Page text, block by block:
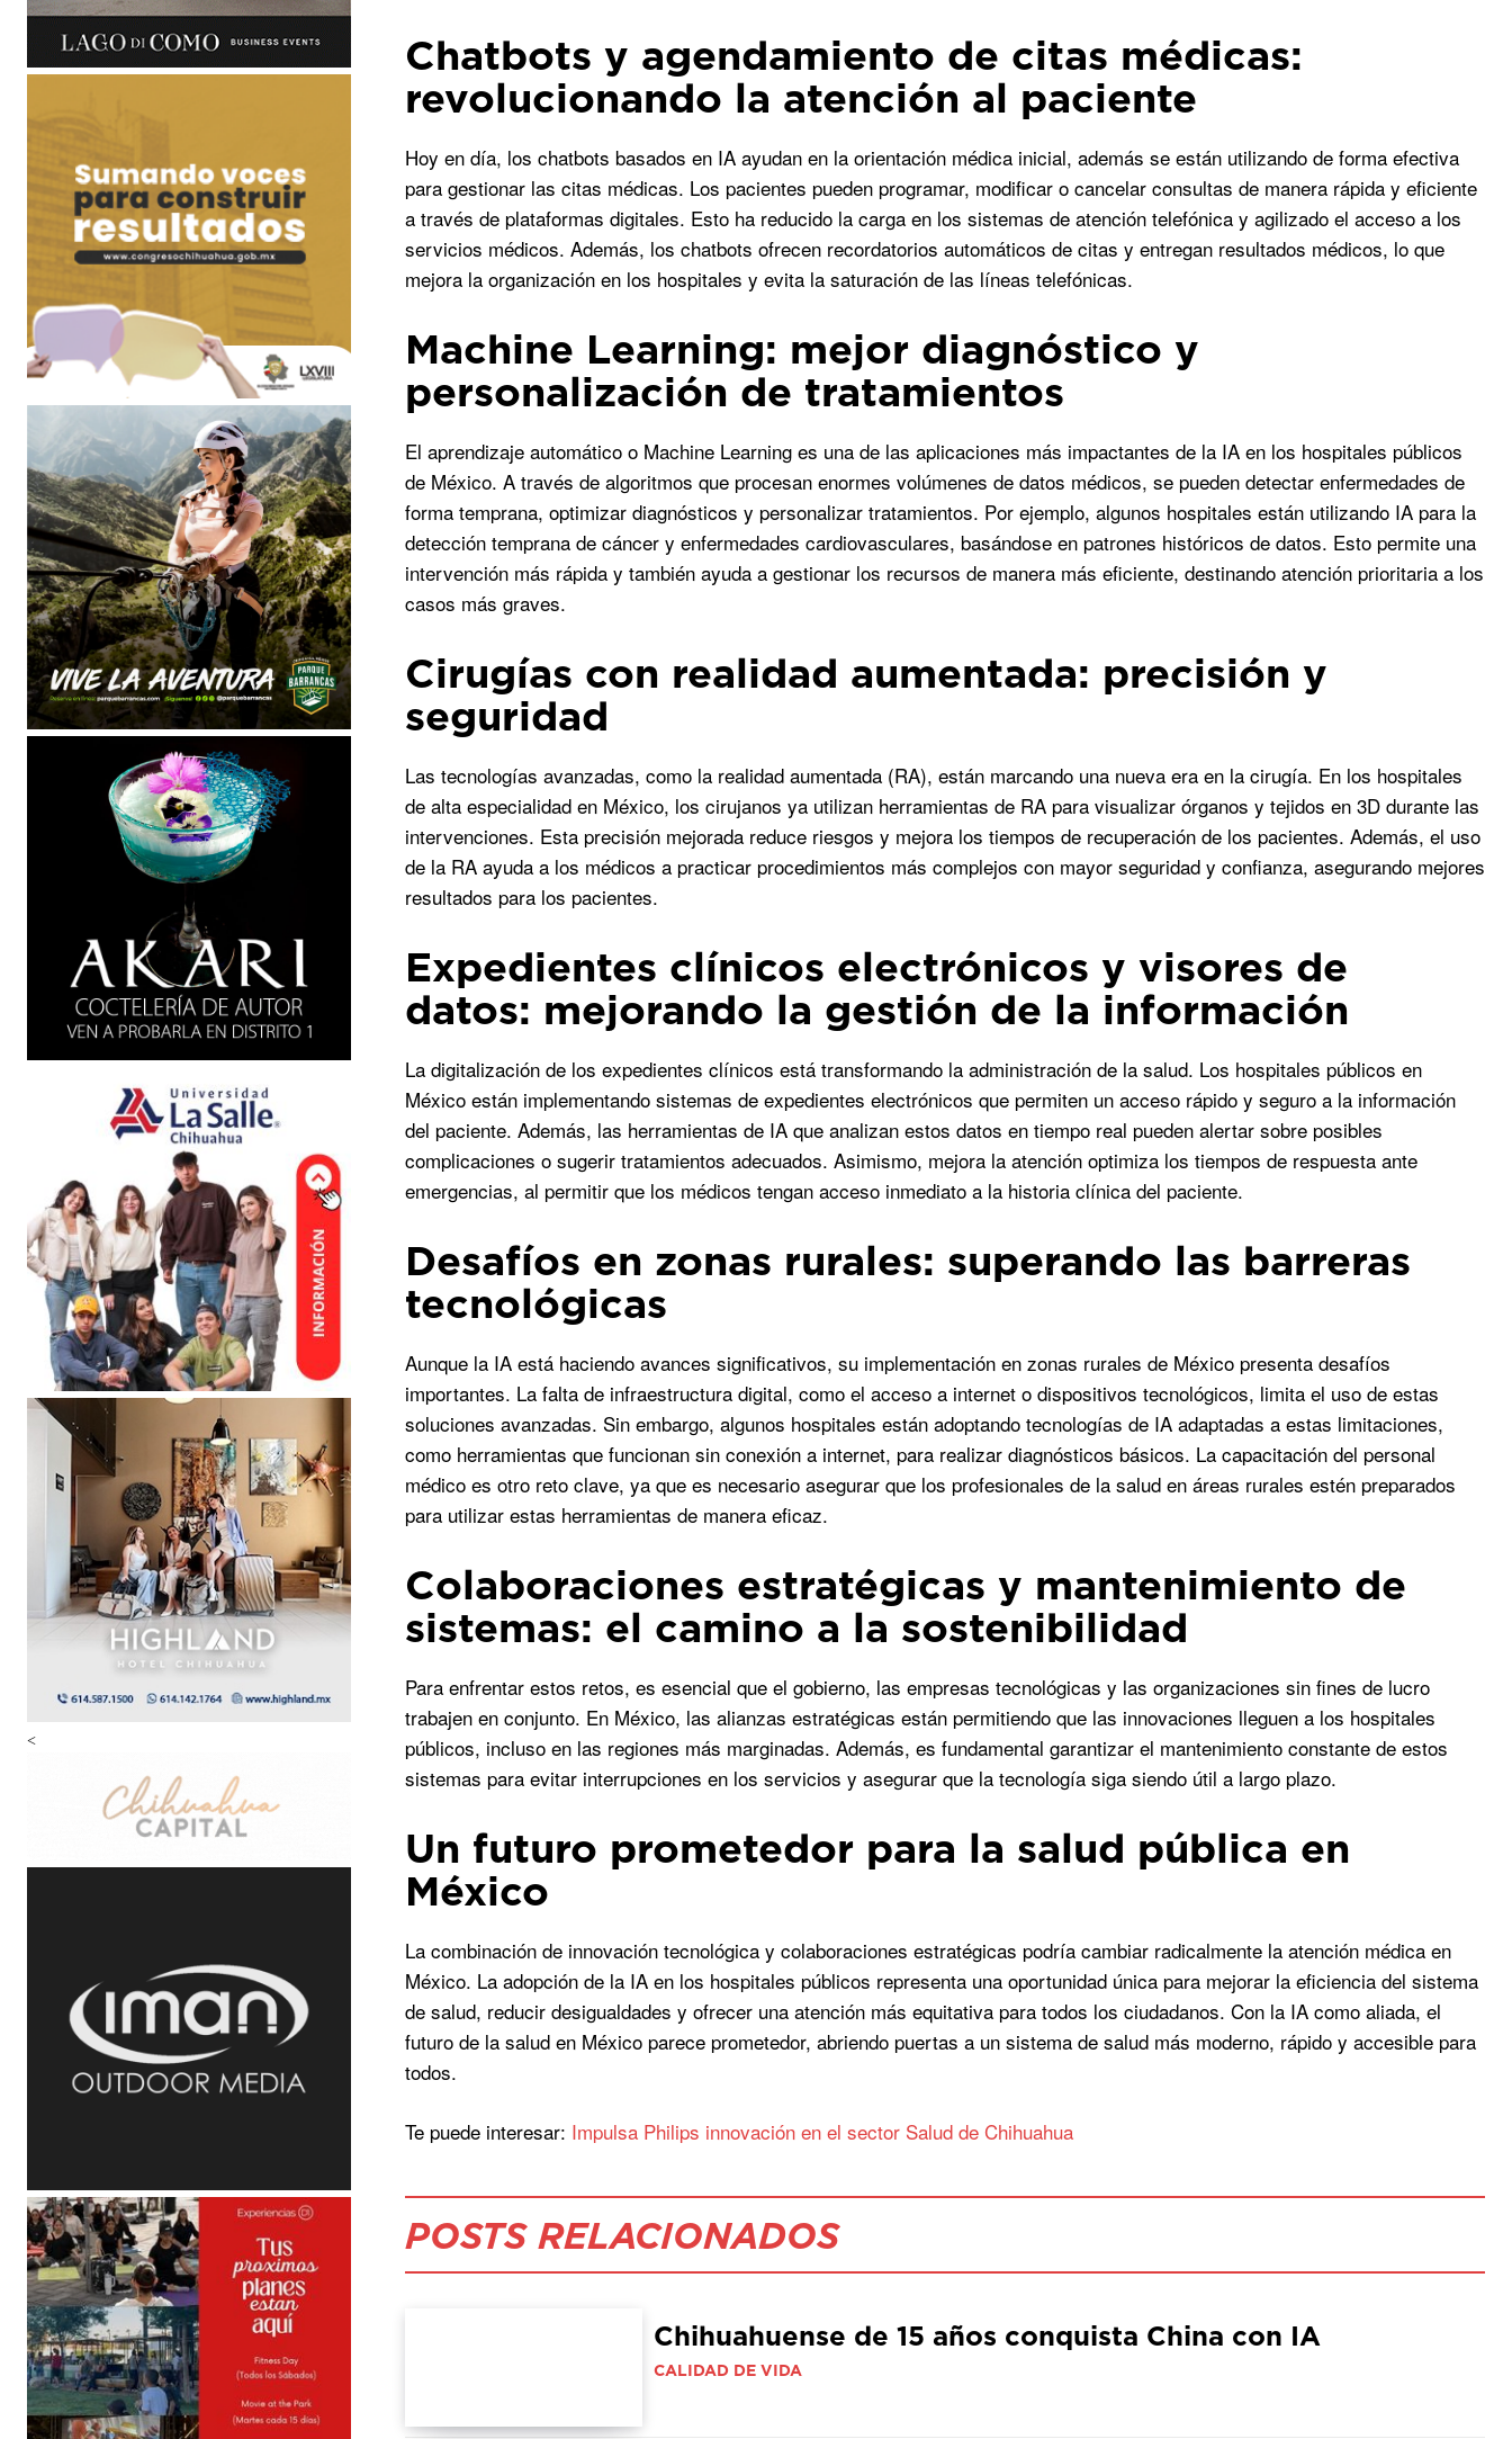
<
Chatbots y agendamiento de citas médicas:
revolucionando la atención al paciente
Hoy en día, los chatbots basados en IA ayudan en la orientación médica inicial, además se están utilizando de forma efectiva
para gestionar las citas médicas. Los pacientes pueden programar, modificar o cancelar consultas de manera rápida y eficiente
a través de plataformas digitales. Esto ha reducido la carga en los sistemas de atención telefónica y agilizado el acceso a los
servicios médicos. Además, los chatbots ofrecen recordatorios automáticos de citas y entregan resultados médicos, lo que
mejora la organización en los hospitales y evita la saturación de las líneas telefónicas.
Machine Learning: mejor diagnóstico y
personalización de tratamientos
El aprendizaje automático o Machine Learning es una de las aplicaciones más impactantes de la IA en los hospitales públicos
de México. A través de algoritmos que procesan enormes volúmenes de datos médicos, se pueden detectar enfermedades de
forma temprana, optimizar diagnósticos y personalizar tratamientos. Por ejemplo, algunos hospitales están utilizando IA para la
detección temprana de cáncer y enfermedades cardiovasculares, basándose en patrones históricos de datos. Esto permite una
intervención más rápida y también ayuda a gestionar los recursos de manera más eficiente, destinando atención prioritaria a los
casos más graves.
Cirugías con realidad aumentada: precisión y
seguridad
Las tecnologías avanzadas, como la realidad aumentada (RA), están marcando una nueva era en la cirugía. En los hospitales
de alta especialidad en México, los cirujanos ya utilizan herramientas de RA para visualizar órganos y tejidos en 3D durante las
intervenciones. Esta precisión mejorada reduce riesgos y mejora los tiempos de recuperación de los pacientes. Además, el uso
de la RA ayuda a los médicos a practicar procedimientos más complejos con mayor seguridad y confianza, asegurando mejores
resultados para los pacientes.
Expedientes clínicos electrónicos y visores de
datos: mejorando la gestión de la información
La digitalización de los expedientes clínicos está transformando la administración de la salud. Los hospitales públicos en
México están implementando sistemas de expedientes electrónicos que permiten un acceso rápido y seguro a la información
del paciente. Además, las herramientas de IA que analizan estos datos en tiempo real pueden alertar sobre posibles
complicaciones o sugerir tratamientos adecuados. Asimismo, mejora la atención optimiza los tiempos de respuesta ante
emergencias, al permitir que los médicos tengan acceso inmediato a la historia clínica del paciente.
Desafíos en zonas rurales: superando las barreras
tecnológicas
Aunque la IA está haciendo avances significativos, su implementación en zonas rurales de México presenta desafíos
importantes. La falta de infraestructura digital, como el acceso a internet o dispositivos tecnológicos, limita el uso de estas
soluciones avanzadas. Sin embargo, algunos hospitales están adoptando tecnologías de IA adaptadas a estas limitaciones,
como herramientas que funcionan sin conexión a internet, para realizar diagnósticos básicos. La capacitación del personal
médico es otro reto clave, ya que es necesario asegurar que los profesionales de la salud en áreas rurales estén preparados
para utilizar estas herramientas de manera eficaz.
Colaboraciones estratégicas y mantenimiento de
sistemas: el camino a la sostenibilidad
Para enfrentar estos retos, es esencial que el gobierno, las empresas tecnológicas y las organizaciones sin fines de lucro
trabajen en conjunto. En México, las alianzas estratégicas están permitiendo que las innovaciones lleguen a los hospitales
públicos, incluso en las regiones más marginadas. Además, es fundamental garantizar el mantenimiento constante de estos
sistemas para evitar interrupciones en los servicios y asegurar que la tecnología siga siendo útil a largo plazo.
Un futuro prometedor para la salud pública en
México
La combinación de innovación tecnológica y colaboraciones estratégicas podría cambiar radicalmente la atención médica en
México. La adopción de la IA en los hospitales públicos representa una oportunidad única para mejorar la eficiencia del sistema
de salud, reducir desigualdades y ofrecer una atención más equitativa para todos los ciudadanos. Con la IA como aliada, el
futuro de la salud en México parece prometedor, abriendo puertas a un sistema de salud más moderno, rápido y accesible para
todos.
Te puede interesar: Impulsa Philips innovación en el sector Salud de Chihuahua
POSTS RELACIONADOS
Chihuahuense de 15 años conquista China con IA
CALIDAD DE VIDA